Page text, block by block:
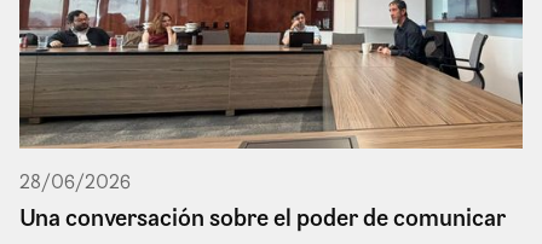
28/06/2026
Una conversación sobre el poder de comunicar